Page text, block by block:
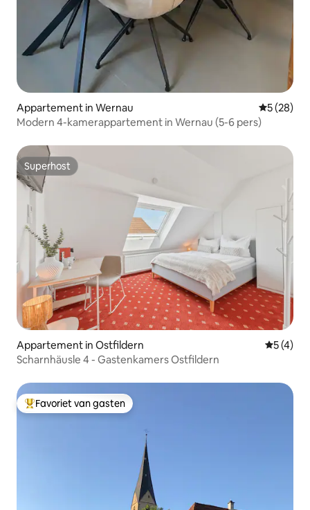
Appartement in Wernau
5 (28)
Modern 4-kamerappartement in Wernau (5-6 pers)
Superhost
Superhost
Appartement in Ostfildern
5 (4)
Scharnhäusle 4 - Gastenkamers Ostfildern
Topfavoriet van gasten
Favoriet van gasten